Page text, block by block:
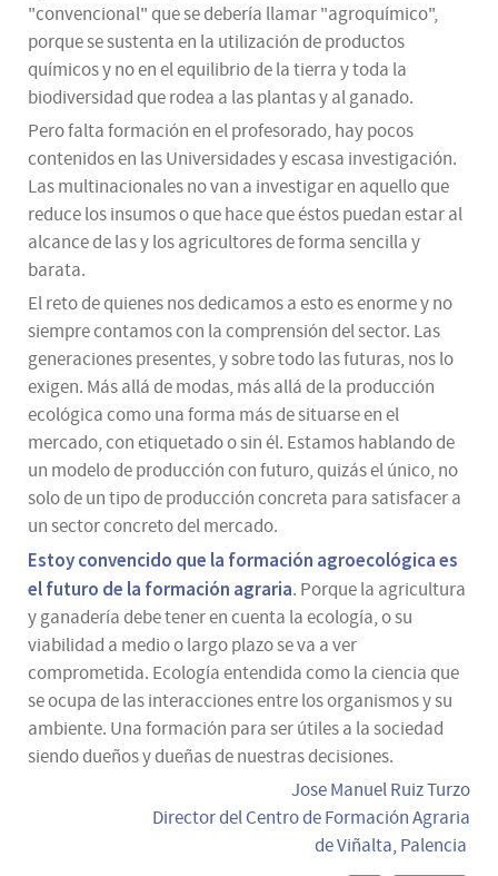
"convencional" que se debería llamar "agroquímico",
porque se sustenta en la utilización de productos
químicos y no en el equilibrio de la tierra y toda la
biodiversidad que rodea a las plantas y al ganado.
Pero falta formación en el profesorado, hay pocos
contenidos en las Universidades y escasa investigación.
Las multinacionales no van a investigar en aquello que
reduce los insumos o que hace que éstos puedan estar al
alcance de las y los agricultores de forma sencilla y
barata.
El reto de quienes nos dedicamos a esto es enorme y no
siempre contamos con la comprensión del sector. Las
generaciones presentes, y sobre todo las futuras, nos lo
exigen. Más allá de modas, más allá de la producción
ecológica como una forma más de situarse en el
mercado, con etiquetado o sin él. Estamos hablando de
un modelo de producción con futuro, quizás el único, no
solo de un tipo de producción concreta para satisfacer a
un sector concreto del mercado.
Estoy convencido que la formación agroecológica es
el futuro de la formación agraria. Porque la agricultura
y ganadería debe tener en cuenta la ecología, o su
viabilidad a medio o largo plazo se va a ver
comprometida. Ecología entendida como la ciencia que
se ocupa de las interacciones entre los organismos y su
ambiente. Una formación para ser útiles a la sociedad
siendo dueños y dueñas de nuestras decisiones.
Jose Manuel Ruiz Turzo
Director del Centro de Formación Agraria
deViñalta,Palencia